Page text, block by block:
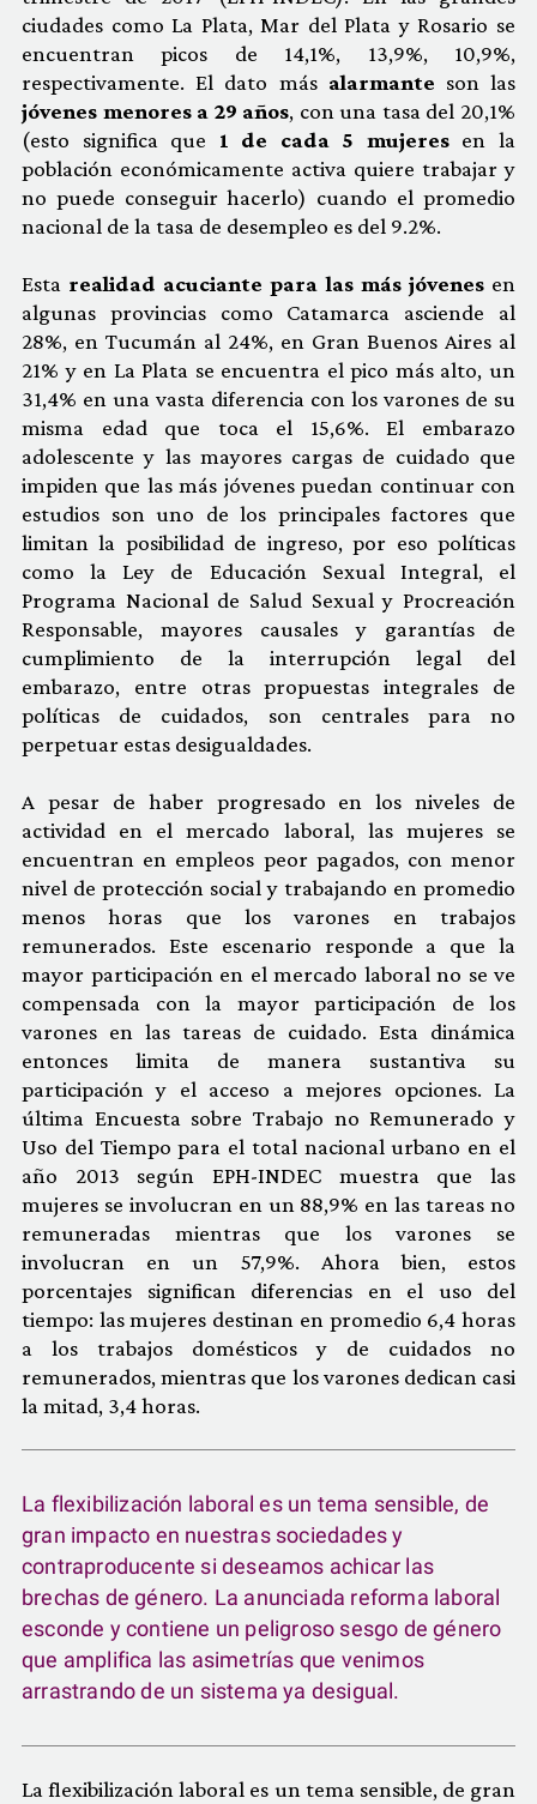
ciudades como La Plata, Mar del Plata y Rosario se
encuentran picos de 14,1%, 13,9%, 10,9%,
respectivamente. El dato más alarmante son las
jóvenes menores a 29 años, con una tasa del 20,1%
(esto significa que 1 de cada 5 mujeresen la
población económicamente activa quiere trabajar y
no puede conseguir hacerlo) cuando el promedio
nacional de la tasa de desempleo es del 9.2%.
Esta realidad acuciante para las más jóvenesen
algunas provincias como Catamarca asciende al
28%, en Tucumán al 24%, en Gran Buenos Aires al
21% y en La Plata se encuentra el pico más alto, un
31,4% en una vasta diferencia con los varones de su
misma edad que toca el 15,6%. El embarazo
adolescente y las mayores cargas de cuidado que
impiden que las más jóvenes puedan continuar con
estudios son uno de los principales factores que
limitan la posibilidad de ingreso, por eso políticas
como la Ley de Educación Sexual Integral, el
Programa Nacional de Salud Sexual y Procreación
Responsable, mayores causales y garantías de
cumplimiento de la interrupción legal del
embarazo, entre otras propuestas integrales de
políticas de cuidados, son centrales para no
perpetuar estas desigualdades.
A pesar de haber progresado en los niveles de
actividad en el mercado laboral, las mujeres se
encuentran en empleos peor pagados, con menor
nivel de protección social y trabajando en promedio
menos horas que los varones en trabajos
remunerados. Este escenario responde a que la
mayor participación en el mercado laboral no se ve
compensada con la mayor participación de los
varones en las tareas de cuidado. Esta dinámica
entonces limita de manera sustantiva su
participación y el acceso a mejores opciones. La
última Encuesta sobre Trabajo no Remunerado y
Uso del Tiempo para el total nacional urbano en el
año 2013 según EPH-INDEC muestra que las
mujeres se involucran en un 88,9% en las tareas no
remuneradas mientras que los varones se
involucran en un 57,9%. Ahora bien, estos
porcentajes significan diferencias en el uso del
tiempo: las mujeres destinan en promedio 6,4 horas
a los trabajos domésticos y de cuidados no
remunerados, mientras que los varones dedican casi
la mitad, 3,4 horas.
La flexibilización laboral es un tema sensible, de
gran impacto en nuestras sociedades y
contraproducente si deseamos achicar las
brechas de género. La anunciada reforma laboral
esconde y contiene un peligroso sesgo de género
que amplifica las asimetrías que venimos
arrastrando de un sistema ya desigual.
La flexibilización laboral es un tema sensible, de gran